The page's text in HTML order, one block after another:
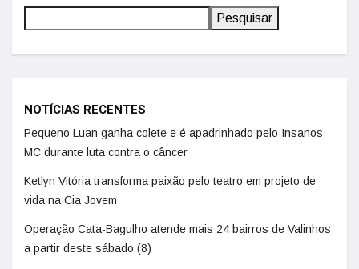
Pesquisar
NOTÍCIAS RECENTES
Pequeno Luan ganha colete e é apadrinhado pelo Insanos
MC durante luta contra o câncer
Ketlyn Vitória transforma paixão pelo teatro em projeto de
vida na Cia Jovem
Operação Cata-Bagulho atende mais 24 bairros de Valinhos
a partir deste sábado (8)